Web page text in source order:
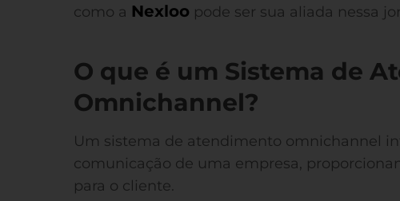
como a Nexloo pode ser sua aliada nessa
O que é um Sistema de
Omnichannel?
Um sistema de atendimento omnichannel
comunicação de uma empresa,
para o cliente.